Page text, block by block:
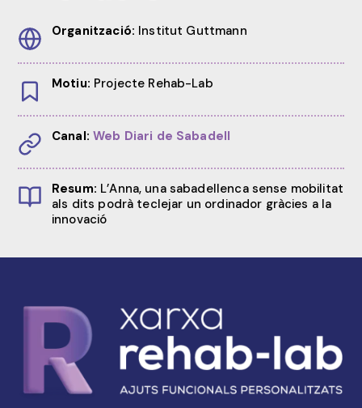
Organització: Institut Guttmann
Motiu: Projecte Rehab-Lab
Canal: Web Diari de Sabadell
Resum: L’Anna, una sabadellenca sense mobilitat
als dits podrà teclejar un ordinador gràcies a la
innovació